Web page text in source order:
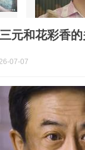
元和花彩香
07-07